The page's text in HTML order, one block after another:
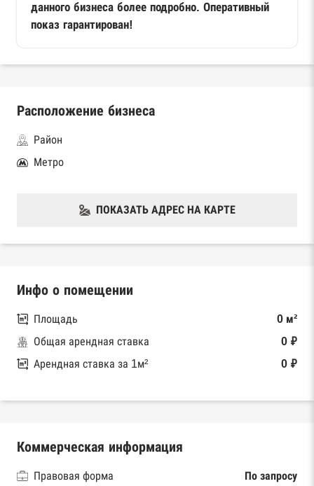
данного бизнеса более подробно. Оперативный
показ гарантирован!
Расположение бизнеса
Район
Метро
ПОКАЗАТЬ АДРЕС НА КАРТЕ
Инфо о помещении
Площадь
0 м²
Общая арендная ставка
0 ₽
Арендная ставка за 1м²
0 ₽
Коммерческая информация
Правовая форма По запросу